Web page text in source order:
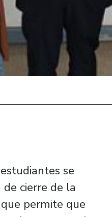
se
cierre de la
permite que